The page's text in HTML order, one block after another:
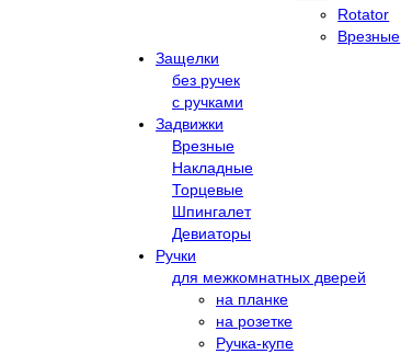
Rotator
Врезные
Защелки
без ручек
с ручками
Задвижки
Врезные
Накладные
Торцевые
Шпингалет
Девиаторы
Ручки
для межкомнатных дверей
на планке
на розетке
Ручка-купе